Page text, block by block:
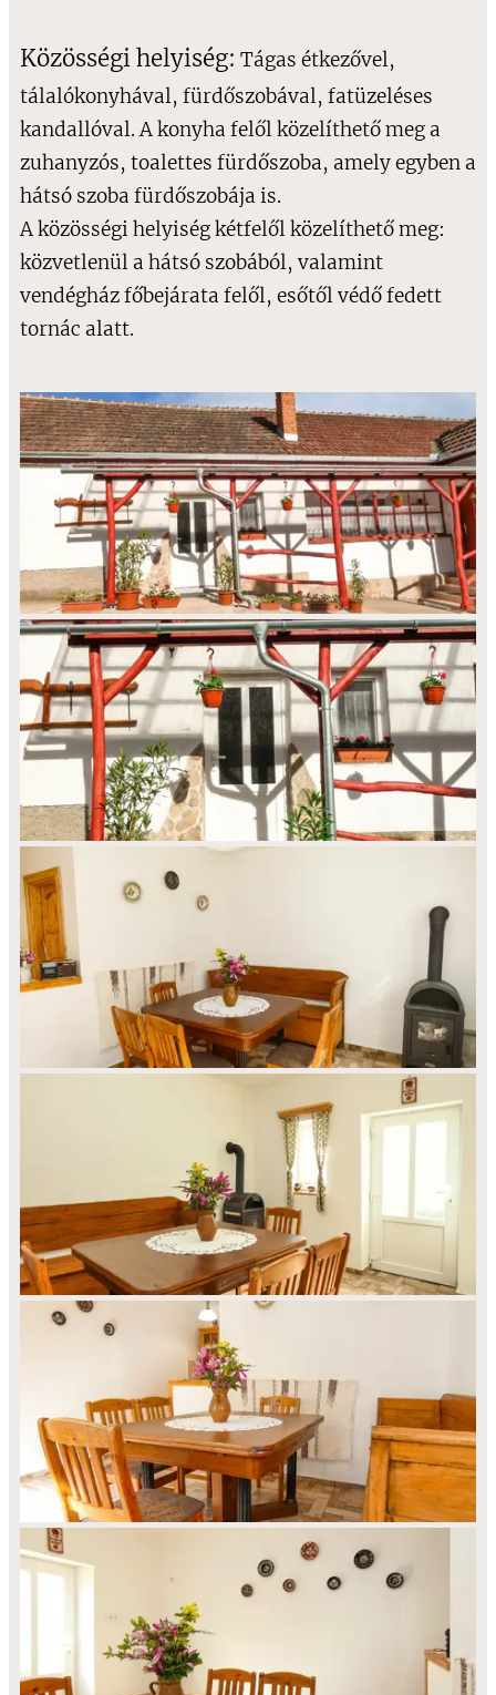
Közösségi helyiség: Tágas étkezővel,
tálalókonyhával, fürdőszobával, fatüzeléses
kandallóval. A konyha felől közelíthető meg a
zuhanyzós, toalettes fürdőszoba, amely egyben a
hátsó szoba fürdőszobája is.
A közösségi helyiség kétfelől közelíthető meg:
közvetlenül a hátsó szobából, valamint
vendégház főbejárata felől, esőtől védő fedett
tornác alatt.